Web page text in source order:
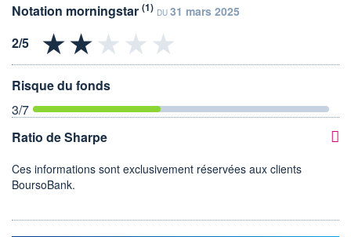
Notation morningstar (1) DU 31 mars 2025
Risque du fonds
3/7
Ratio de Sharpe
Ces informations sont exclusivement réservées aux clients
BoursoBank.